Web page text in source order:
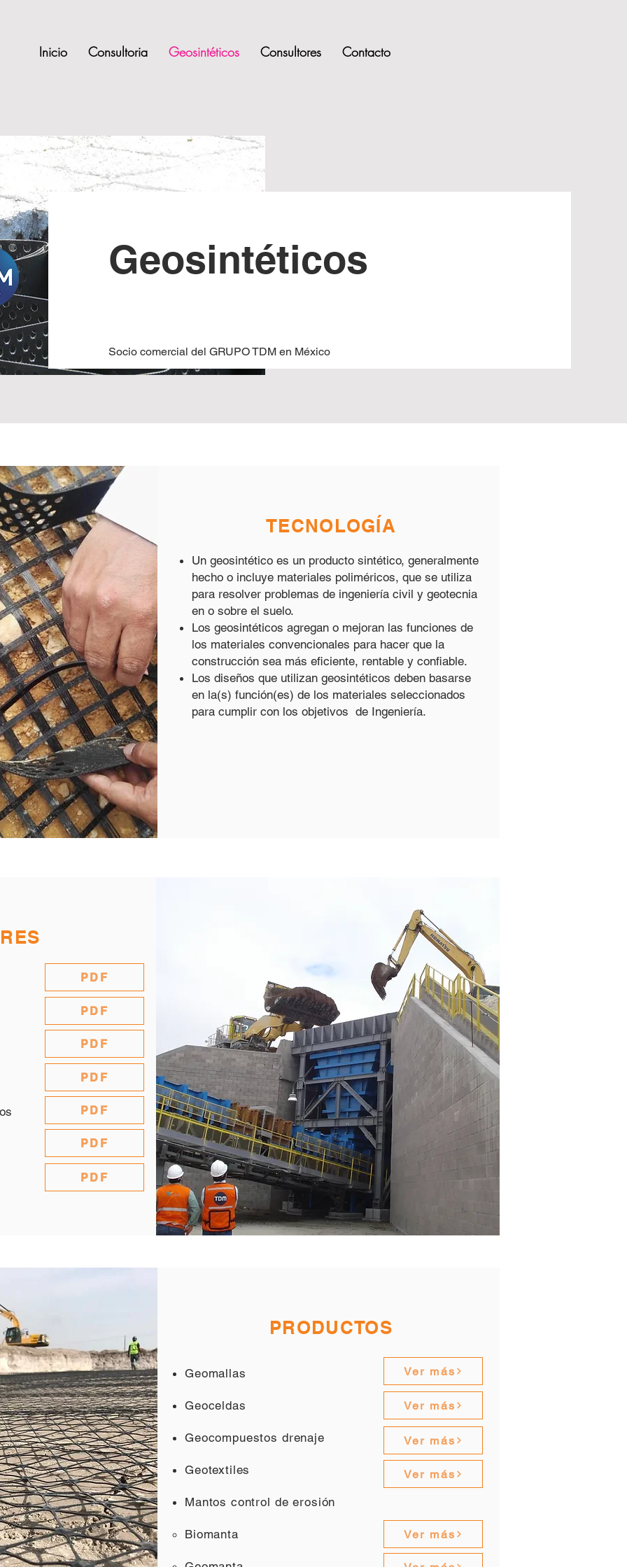
Inicio Consultoria Geosintéticos Consultores Contacto
Geosintéticos
Socio comercial del GRUPO TDM en México
TECNOLOGÍA
Un geosintético es un producto sintético, generalmente
hecho o incluye materiales poliméricos, que se utiliza
para resolver problemas de ingeniería civil y geotecnia
en o sobre el suelo.
Los geosintéticos agregan o mejoran las funciones de
los materiales convencionales para hacer que la
construcción sea más eficiente, rentable y confiable.
Los diseños que utilizan geosintéticos deben basarse
en la(s) función(es) de los materiales seleccionados
para cumplir con los objetivos de Ingeniería.
PDF
PDF
PDF
PDF
PDF
PDF
PDF
PRODUCTOS
Geomallas
Geoceldas
Geocompuestos drenaje
Geotextiles
Mantos control de erosión
Biomanta​
Ver más
Ver más
Ver más
Ver más
Ver más